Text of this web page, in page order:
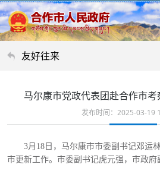
友好往来
马尔康市党政代表团赴合作市
发布时间：2025-03-19
3月18日，马尔康市市委副书记邓运
市更新工作。市委副书记虎元强，市政府